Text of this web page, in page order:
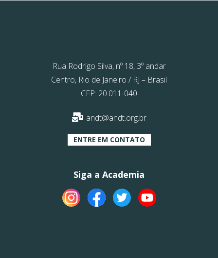
Rua Rodrigo Silva, nº 18, 3º andar
Centro, Rio de Janeiro / RJ – Brasil
CEP: 20.011-040
andt@andt.org.br
ENTRE EM CONTATO
Siga a Academia